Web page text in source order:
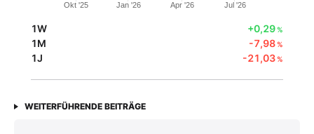
Okt '25 Jan '26 Apr '26 Jul '26
1W +0,29%
1M -7,98%
1J -21,03%
WEITERFÜHRENDE BEITRÄGE